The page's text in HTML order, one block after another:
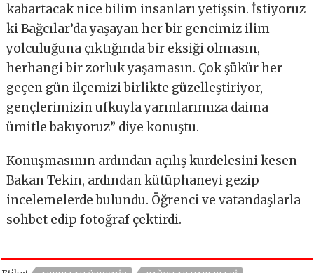
kabartacak nice bilim insanları yetişsin. İstiyoruz
ki Bağcılar’da yaşayan her bir gencimiz ilim
yolculuğuna çıktığında bir eksiği olmasın,
herhangi bir zorluk yaşamasın. Çok şükür her
geçen gün ilçemizi birlikte güzelleştiriyor,
gençlerimizin ufkuyla yarınlarımıza daima
ümitle bakıyoruz” diye konuştu.
Konuşmasının ardından açılış kurdelesini kesen
Bakan Tekin, ardından kütüphaneyi gezip
incelemelerde bulundu. Öğrenci ve vatandaşlarla
sohbet edip fotoğraf çektirdi.